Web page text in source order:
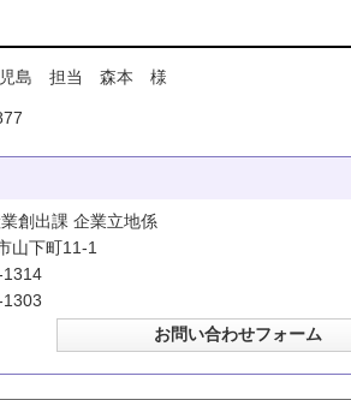
児島 担当 森本 様
創出課 企業立地係
山下町11-1
1314